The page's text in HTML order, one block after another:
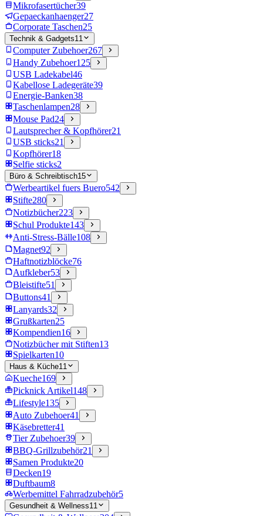
Mikrofasertücher39
Gepaeckanhaenger27
Corporate Taschen25
Technik & Gadgets11
Computer Zubehoer267
Handy Zubehoer125
USB Ladekabel46
Kabellose Ladegeräte39
Energie-Banken38
Taschenlampen28
Mouse Pad24
Lautsprecher & Kopfhörer21
USB sticks21
Kopfhörer18
Selfie sticks2
Büro & Schreibtisch15
Werbeartikel fuers Buero542
Stifte280
Notizbücher223
Schul Produkte143
Anti-Stress-Bälle108
Magnet92
Haftnotizblöcke76
Aufkleber53
Bleistifte51
Buttons41
Lanyards32
Grußkarten25
Kompendien16
Notizbücher mit Stiften13
Spielkarten10
Haus & Küche11
Kueche169
Picknick Artikel148
Lifestyle135
Auto Zubehoer41
Käsebretter41
Tier Zubehoer39
BBQ-Grillzubehör21
Samen Produkte20
Decken19
Duftbaum8
Werbemittel Fahrradzubehör5
Gesundheit & Wellness11